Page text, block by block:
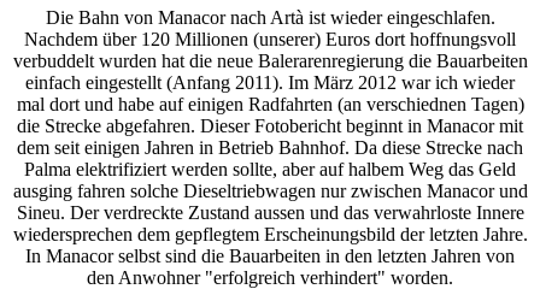
Die Bahn von Manacor nach Artà ist wieder eingeschlafen.
Nachdem über 120 Millionen (unserer) Euros dort hoffnungsvoll
verbuddelt wurden hat die neue Balerarenregierung die Bauarbeiten
einfach eingestellt (Anfang 2011). Im März 2012 war ich wieder
mal dort und habe auf einigen Radfahrten (an verschiednen Tagen)
die Strecke abgefahren. Dieser Fotobericht beginnt in Manacor mit
dem seit einigen Jahren in Betrieb Bahnhof. Da diese Strecke nach
Palma elektrifiziert werden sollte, aber auf halbem Weg das Geld
ausging fahren solche Dieseltriebwagen nur zwischen Manacor und
Sineu. Der verdreckte Zustand aussen und das verwahrloste Innere
wiedersprechen dem gepflegtem Erscheinungsbild der letzten Jahre.
In Manacor selbst sind die Bauarbeiten in den letzten Jahren von
den Anwohner "erfolgreich verhindert" worden.